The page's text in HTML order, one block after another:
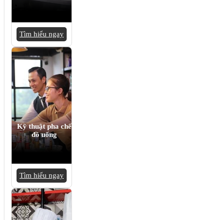
Tìm hiểu ngay
Kỹ thuật pha chế
đồ uống
Tìm hiểu ngay